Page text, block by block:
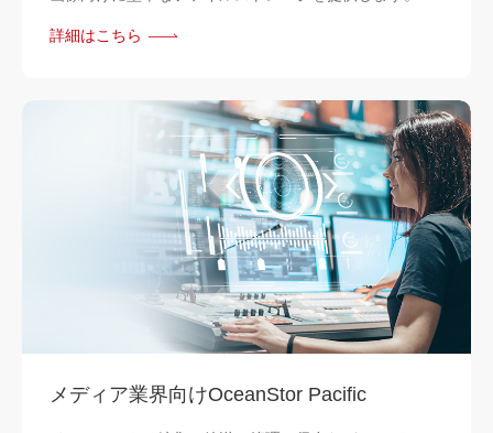
詳細はこちら
メディア業界向けOceanStor Pacific